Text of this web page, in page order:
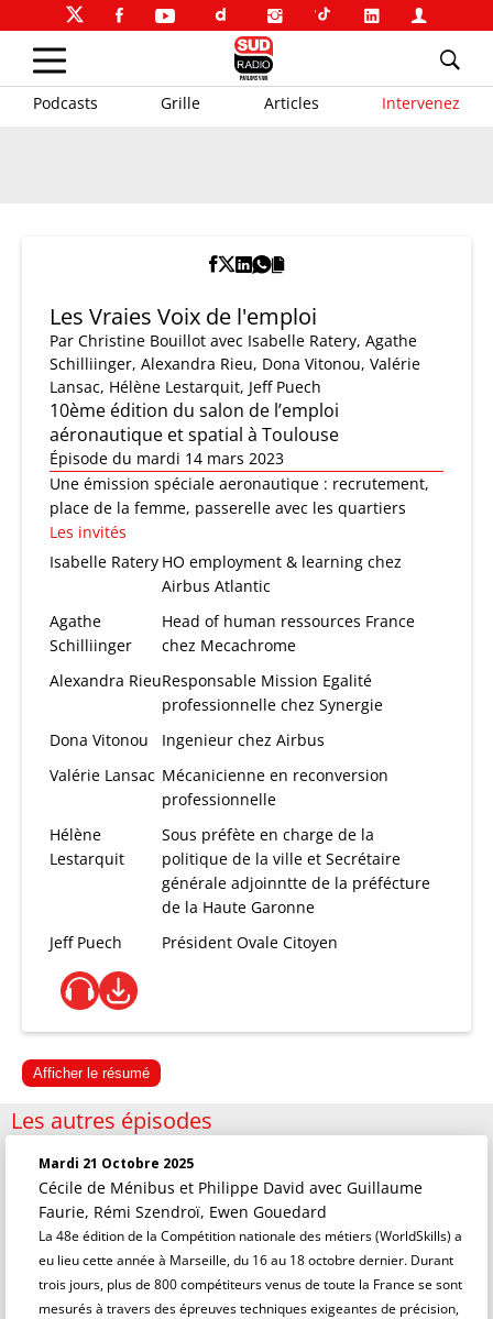
Podcasts Grille Articles Intervenez
Les Vraies Voix de l'emploi
Par Christine Bouillot avec Isabelle Ratery, Agathe
Schilliinger, Alexandra Rieu, Dona Vitonou, Valérie
Lansac, Hélène Lestarquit, Jeff Puech
10ème édition du salon de l’emploi
aéronautique et spatial à Toulouse
Épisode du mardi 14 mars 2023
Une émission spéciale aeronautique : recrutement,
place de la femme, passerelle avec les quartiers
Les invités
Isabelle Ratery HO employment & learning chez
Airbus Atlantic
Agathe
Schilliinger
Head of human ressources France
chez Mecachrome
Alexandra RieuResponsable Mission Egalité
professionnelle chez Synergie
Dona Vitonou
Ingenieur chez Airbus
Valérie Lansac Mécanicienne en reconversion
professionnelle
Hélène
Lestarquit
Sous préfète en charge de la
politique de la ville et Secrétaire
générale adjoinntte de la préfécture
de la Haute Garonne
Jeff Puech
Président Ovale Citoyen
Afficher le résumé
Les autres épisodes
Mardi 21 Octobre 2025
Cécile de Ménibus et Philippe David avec Guillaume
Faurie, Rémi Szendroï, Ewen Gouedard
La 48e édition de la Compétition nationale des métiers (WorldSkills) a
eu lieu cette année à Marseille, du 16 au 18 octobre dernier. Durant
trois jours, plus de 800 compétiteurs venus de toute la France se sont
mesurés à travers des épreuves techniques exigeantes de précision,